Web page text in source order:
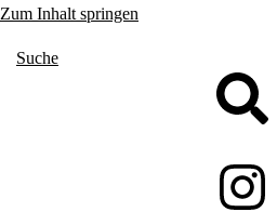
Zum Inhalt springen
Suche